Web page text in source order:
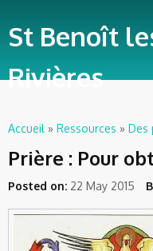
St Benoît
Rivières
Vous êtes ici
Accueil » Ressources » Des
Prière : Pour
Posted on: 22 May 2015